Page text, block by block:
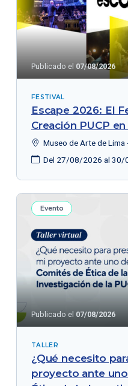
Publicado el 07/08/2026
FESTIVAL
Escape 2026: El
Creación PUCP
Museo de Arte de Lima
Del 27/08/2026 al 30/
Evento
Publicado el 07/08/2026
TALLER
¿Qué necesito
proyecto ante